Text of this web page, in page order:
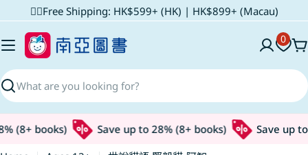
to
content
✌🏼Free Shipping: HK$599+ (HK) | HK$899+ (Macau)
Search
0
(8+ books) Save up to 28% (8+ books)
Save up to